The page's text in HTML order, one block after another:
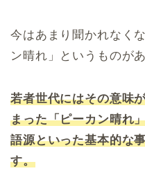
今はあまり聞かれなく
ン晴れ」というものが
若者世代にはその意味
まった「ピーカン晴れ
語源といった基本的な
す。